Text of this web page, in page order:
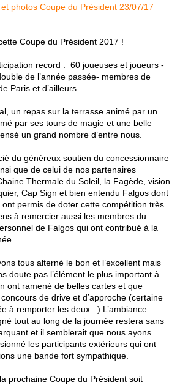
Coupe du Président 2017 !
record : 60 joueuses et joueurs -
de l’année passée- membres de
Paris et d’ailleurs.
un repas sur la terrasse animé par un
par ses tours de magie et une belle
un grand nombre d’entre nous.
du généreux soutien du concessionnaire
que de celui de nos partenaires
Thermale du Soleil, la Fagède, vision
Cap Sign et bien entendu Falgos dont
permis de doter cette compétition très
à remercier aussi les membres du
de Falgos qui ont contribué à la
tous alterné le bon et l’excellent mais
doute pas l’élément le plus important à
ont ramené de belles cartes et que
de drive et d’approche (certaine
à remporter les deux...) L’ambiance
tout au long de la journée restera sans
et il semblerait que nous ayons
les participants extérieurs qui ont
une bande fort sympathique.
prochaine Coupe du Président soit